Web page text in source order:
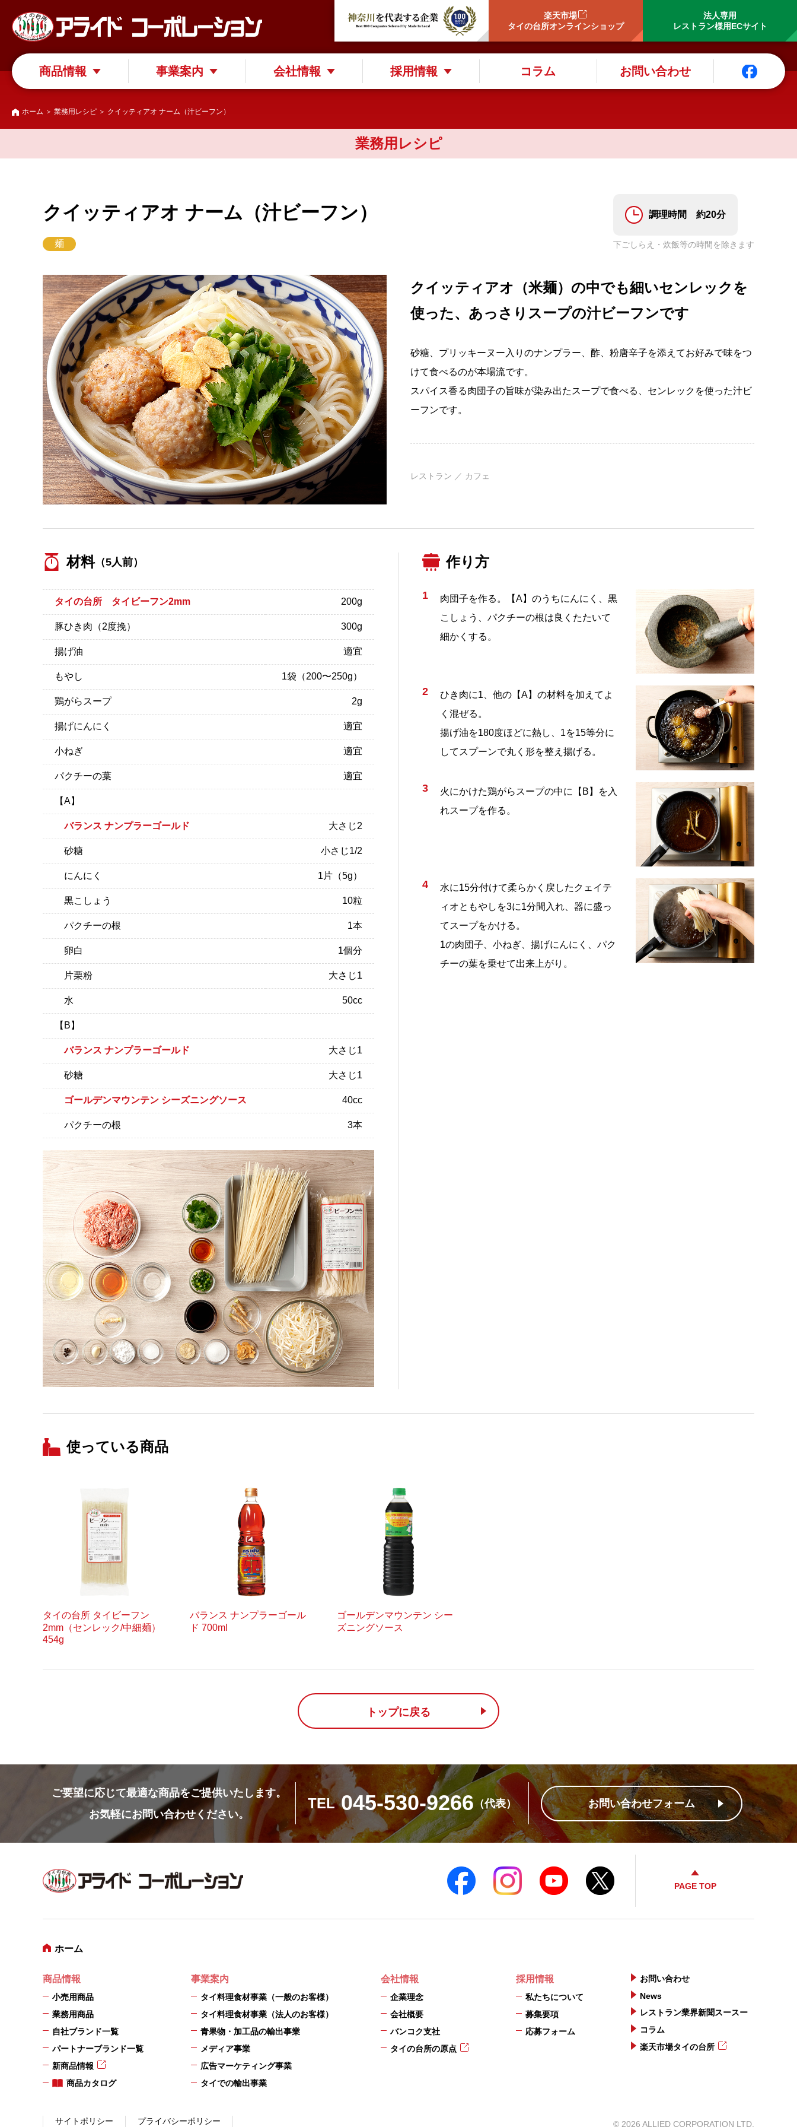
楽天市場
タイの台所オンラインショップ
法人専用
レストラン様用ECサイト
商品情報 事業案内 会社情報 採用情報 コラム お問い合わせ
ホーム ＞ 業務用レシピ ＞ クイッティアオ ナーム（汁ビーフン）
業務用レシピ
クイッティアオ ナーム（汁ビーフン）
麺
調理時間 約20分
下ごしらえ・炊飯等の時間を除きます
クイッティアオ（米麺）の中でも細いセンレックを
使った、あっさりスープの汁ビーフンです
砂糖、プリッキーヌー入りのナンプラー、酢、粉唐辛子を添えてお好みで味をつ
けて食べるのが本場流です。
スパイス香る肉団子の旨味が染み出たスープで食べる、センレックを使った汁ビ
ーフンです。
レストラン ／ カフェ
材料（5人前）
タイの台所 タイビーフン2mm 200g
豚ひき肉（2度挽） 300g
揚げ油 適宜
もやし 1袋（200〜250g）
鶏がらスープ 2g
揚げにんにく 適宜
小ねぎ 適宜
パクチーの葉 適宜
【A】
バランス ナンプラーゴールド 大さじ2
砂糖 小さじ1/2
にんにく 1片（5g）
黒こしょう 10粒
パクチーの根 1本
卵白 1個分
片栗粉 大さじ1
水 50cc
【B】
バランス ナンプラーゴールド 大さじ1
砂糖 大さじ1
ゴールデンマウンテン シーズニングソース 40cc
パクチーの根 3本
作り方
1
肉団子を作る。【A】のうちにんにく、黒
こしょう、パクチーの根は良くたたいて
細かくする。
2
ひき肉に1、他の【A】の材料を加えてよ
く混ぜる。
揚げ油を180度ほどに熱し、1を15等分に
してスプーンで丸く形を整え揚げる。
3
火にかけた鶏がらスープの中に【B】を入
れスープを作る。
4
水に15分付けて柔らかく戻したクェイテ
ィオともやしを3に1分間入れ、器に盛っ
てスープをかける。
1の肉団子、小ねぎ、揚げにんにく、パク
チーの葉を乗せて出来上がり。
使っている商品
タイの台所 タイビーフン
2mm（センレック/中細麺）
454g
バランス ナンプラーゴール
ド 700ml
ゴールデンマウンテン シー
ズニングソース
トップに戻る
ご要望に応じて最適な商品をご提供いたします。
お気軽にお問い合わせください。
TEL 045-530-9266 （代表） お問い合わせフォーム
PAGE TOP
ホーム
商品情報
小売用商品
業務用商品
自社ブランド一覧
パートナーブランド一覧
新商品情報
商品カタログ
事業案内
タイ料理食材事業（一般のお客様）
タイ料理食材事業（法人のお客様）
青果物・加工品の輸出事業
メディア事業
広告マーケティング事業
タイでの輸出事業
会社情報
企業理念
会社概要
バンコク支社
タイの台所の原点
採用情報
私たちについて
募集要項
応募フォーム
お問い合わせ
News
レストラン業界新聞スースー
コラム
楽天市場タイの台所
サイトポリシー プライバシーポリシー © 2026 ALLIED CORPORATION LTD.